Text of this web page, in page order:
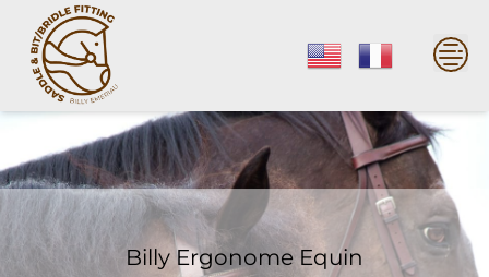
content
Billy Ergonome Equin